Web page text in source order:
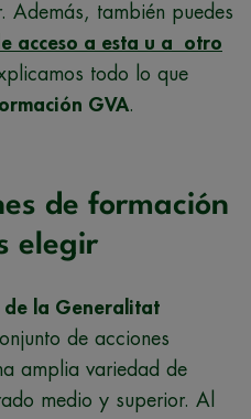
Además, también puedes
acceso a esta u a otro
todo lo que
GVA.
de formación
elegir
la Generalitat
de acciones
amplia variedad de
medio y superior. Al